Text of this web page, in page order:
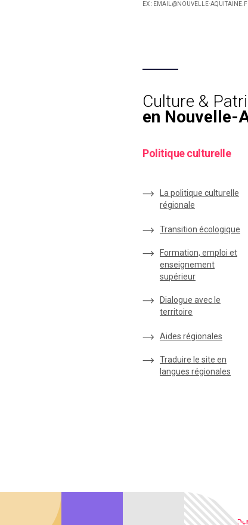
EX : EMAIL@NOUVELLE-
Culture &
en Nouvelle-
Politique culturelle
La politique culturelle
régionale
Transition écologique
Formation, emploi et
enseignement
supérieur
Dialogue avec le
territoire
Aides régionales
Traduire le site en
langues régionales
Qualité web